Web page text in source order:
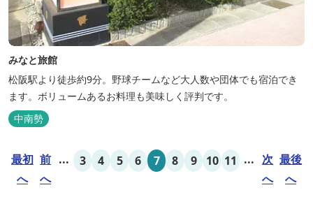
みなと旅館
松阪駅より徒歩約9分。野球チームなど大人数や団体でも宿泊でき
ます。ボリュームあるお料理も美味しく評判です。
中南勢
最初
へ
前
へ
... 3 4 5 6 7 8 9 10 11 ... 次
へ
最後
へ